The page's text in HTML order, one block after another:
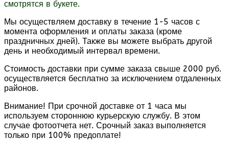
смотрятся в букете.
Мы осуществляем доставку в течение 1-5 часов с
момента оформления и оплаты заказа (кроме
праздничных дней). Также вы можете выбрать другой
день и необходимый интервал времени.
Стоимость доставки при сумме заказа свыше 2000 руб.
осуществляется бесплатно за исключением отдаленных
районов.
Внимание! При срочной доставке от 1 часа мы
используем стороннюю курьерскую службу. В этом
случае фотоотчета нет. Срочный заказ выполняется
только при 100% предоплате!